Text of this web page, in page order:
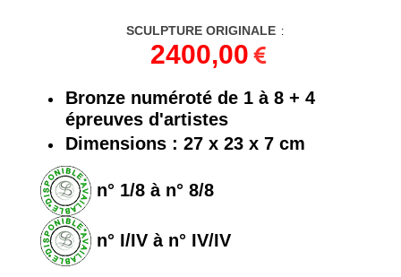
SCULPTURE ORIGINALE :
2400,00
Bronze numéroté de 1 à 8 + 4
épreuves d'artistes
Dimensions : 27 x 23 x 7 cm
n° 1/8 à n° 8/8
n° I/IV à n° IV/IV